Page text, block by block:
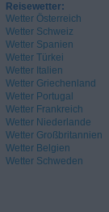
Reisewetter:
Wetter Österreich
Wetter Schweiz
Wetter Spanien
Wetter Türkei
Wetter Italien
Wetter Griechenland
Wetter Portugal
Wetter Frankreich
Wetter Niederlande
Wetter Großbritannien
Wetter Belgien
Wetter Schweden